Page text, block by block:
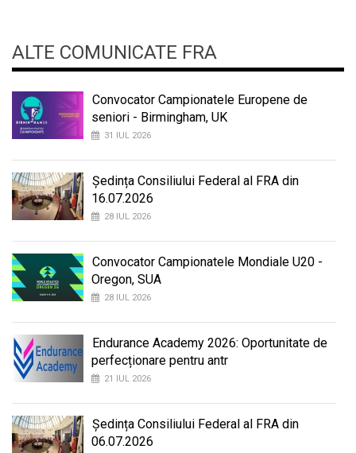
ALTE COMUNICATE FRA
Convocator Campionatele Europene de
seniori - Birmingham, UK
31 IUL 2026
Ședința Consiliului Federal al FRA din
16.07.2026
28 IUL 2026
Convocator Campionatele Mondiale U20 -
Oregon, SUA
28 IUL 2026
Endurance Academy 2026: Oportunitate de
perfecționare pentru antr
21 IUL 2026
Ședința Consiliului Federal al FRA din
06.07.2026